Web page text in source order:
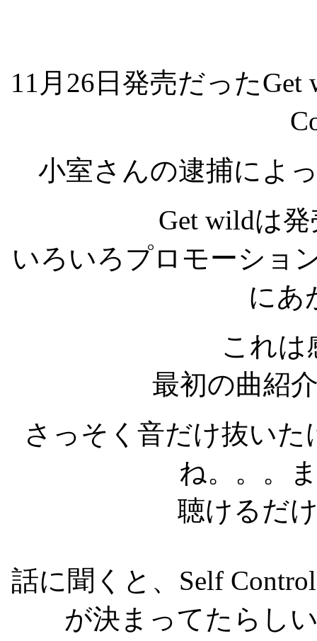
11月26日発売だった
小室さんの逮捕によ
Get wildは
いろいろプロモーショ
にあ
これは
最初の曲紹
さっそく音だけ抜い
ね。。。
聴けるだ
話に聞くと、Self
が決まってたらし